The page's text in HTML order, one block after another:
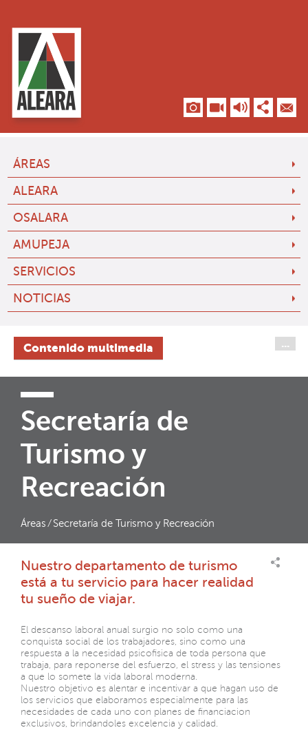
ÁREAS
ALEARA
OSALARA
AMUPEJA
SERVICIOS
NOTICIAS
Contenido multimedia ...
Secretaría de
Turismo y
Recreación
Áreas⁄Secretaría de Turismo y Recreación
Nuestro departamento de turismo
está a tu servicio para hacer realidad
tu sueño de viajar.
El descanso laboral anual surgio no solo como una
conquista social de los trabajadores, sino como una
respuesta a la necesidad psicofisica de toda persona que
trabaja, para reponerse del esfuerzo, el stress y las tensiones
a que lo somete la vida laboral moderna.
Nuestro objetivo es alentar e incentivar a que hagan uso de
los servicios que elaboramos especialmente para las
necesidades de cada uno con planes de financiacion
exclusivos, brindandoles excelencia y calidad.